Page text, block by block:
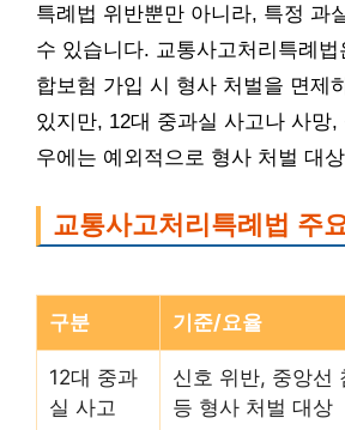
특례법 위반뿐만 아니라, 특정 과
수 있습니다. 교통사고처리특례
합보험 가입 시 형사 처벌을 면제
있지만, 12대 중과실 사고나 사망,
우에는 예외적으로 형사 처벌 대
교통사고처리특례법 주
구분 기준/요율
12대 중과
실 사고
신호 위반, 중앙선
등 형사 처벌 대상